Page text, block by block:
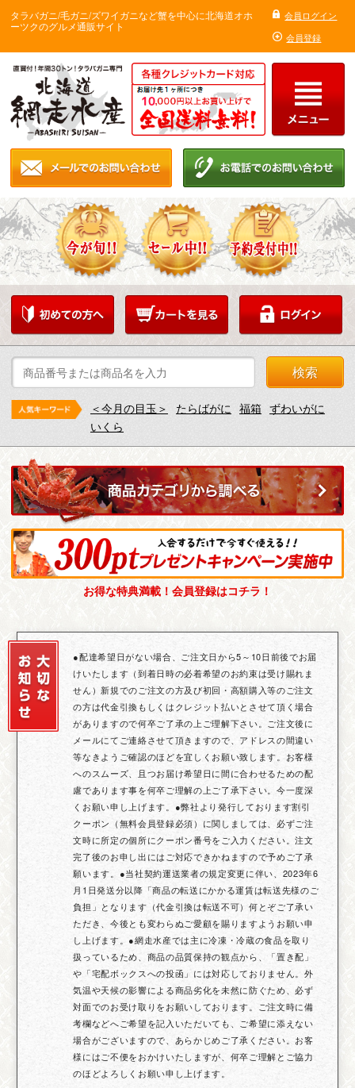
タラバガニ/毛ガニ/ズワイガニなど蟹を中心に北海道オホ
ーツクのグルメ通販サイト
会員ログイン
会員登録
検索
＜今月の目玉＞ たらばがに 福箱 ずわいがに
いくら
お得な特典満載！会員登録はコチラ！
●配達希望日がない場合、ご注文日から5～10日前後でお届
けいたします（到着日時の必着希望のお約束は受け賜れま
せん）新規でのご注文の方及び初回・高額購入等のご注文
の方は代金引換もしくはクレジット払いとさせて頂く場合
がありますので何卒ご了承の上ご理解下さい。ご注文後に
メールにてご連絡させて頂きますので、アドレスの間違い
等なきようご確認のほどを宜しくお願い致します。お客様
へのスムーズ、且つお届け希望日に間に合わせるための配
慮であります事を何卒ご理解の上ご了承下さい。今一度深
くお願い申し上げます。●弊社より発行しております割引
クーポン（無料会員登録必須）に関しましては、必ずご注
文時に所定の個所にクーポン番号をご入力ください。注文
完了後のお申し出にはご対応できかねますので予めご了承
願います。●当社契約運送業者の規定変更に伴い、2023年6
月1日発送分以降「商品の転送にかかる運賃は転送先様のご
負担」となります（代金引換は転送不可）何とぞご了承い
ただき、今後とも変わらぬご愛顧を賜りますようお願い申
し上げます。●網走水産では主に冷凍・冷蔵の食品を取り
扱っているため、商品の品質保持の観点から、「置き配」
や「宅配ボックスへの投函」には対応しておりません。外
気温や天候の影響による商品劣化を未然に防ぐため、必ず
対面でのお受け取りをお願いしております。ご注文時に備
考欄などへご希望を記入いただいても、ご希望に添えない
場合がございますので、あらかじめご了承ください。お客
様にはご不便をおかけいたしますが、何卒ご理解とご協力
のほどよろしくお願い申し上げます。